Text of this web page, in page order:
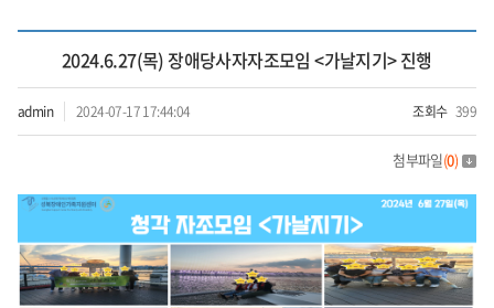
2024.6.27(목) 장애당사자자조모임 <가날지기> 진행
admin 2024-07-17 17:44:04 조회수 399
첨부파일(0)